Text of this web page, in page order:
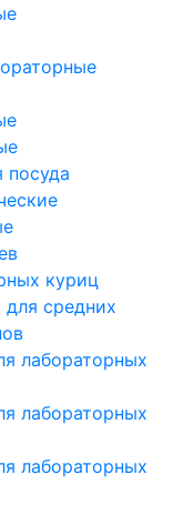
посуда
куриц
средних
лабораторных
лабораторных
лабораторных